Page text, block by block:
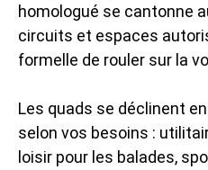
homologué se cantonne
circuits et espaces
formelle de rouler sur la
Les quads se déclinent
selon vos besoins :
loisir pour les balades,